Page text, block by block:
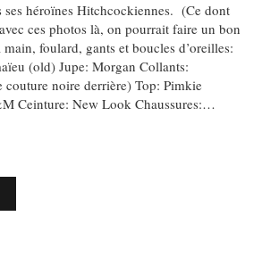
ses héroïnes Hitchcockiennes. (Ce dont
ces photos là, on pourrait faire un bon
foulard, gants et boucles d’oreilles:
(old) Jupe: Morgan Collants:
couture noire derrière) Top: Pimkie
Ceinture: New Look Chaussures:…